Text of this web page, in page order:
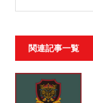
関連記事一覧